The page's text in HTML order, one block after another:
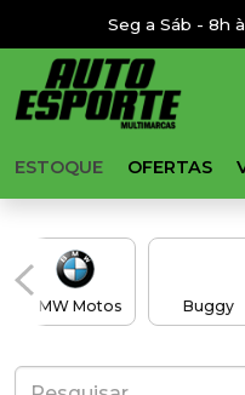
Seg a Sáb - 8h
ESTOQUE OFERTAS
BMW Motos Buggy